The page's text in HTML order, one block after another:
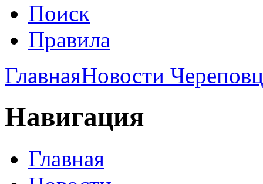
Поиск
Правила
ГлавнаяНовости
Навигация
Главная